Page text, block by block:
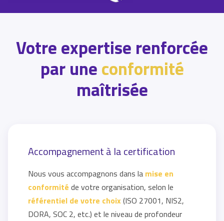
Votre expertise renforcée
par uneconformité
maîtrisée
Accompagnement à la certification
Nous vous accompagnons dans la mise en
conformité de votre organisation, selon le
référentiel de votre choix(ISO 27001, NIS2,
DORA, SOC 2, etc.) et le niveau de profondeur